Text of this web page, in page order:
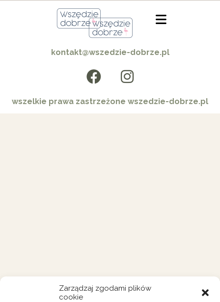
Zarządzaj zgodami plików
cookie
kontakt@wszedzie-dobrze.pl
wszelkie prawa zastrzeżone wszedzie-dobrze.pl